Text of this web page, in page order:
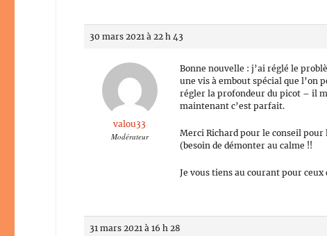
30 mars 2021 à 22 h 43
valou33
Modérateur
Bonne nouvelle : j’ai réglé le
une vis à embout spécial que l’on
régler la profondeur du picot – il
maintenant c’est parfait.
Merci Richard pour le conseil pour
(besoin de démonter au calme !!
Je vous tiens au courant pour ceux
31 mars 2021 à 16 h 28